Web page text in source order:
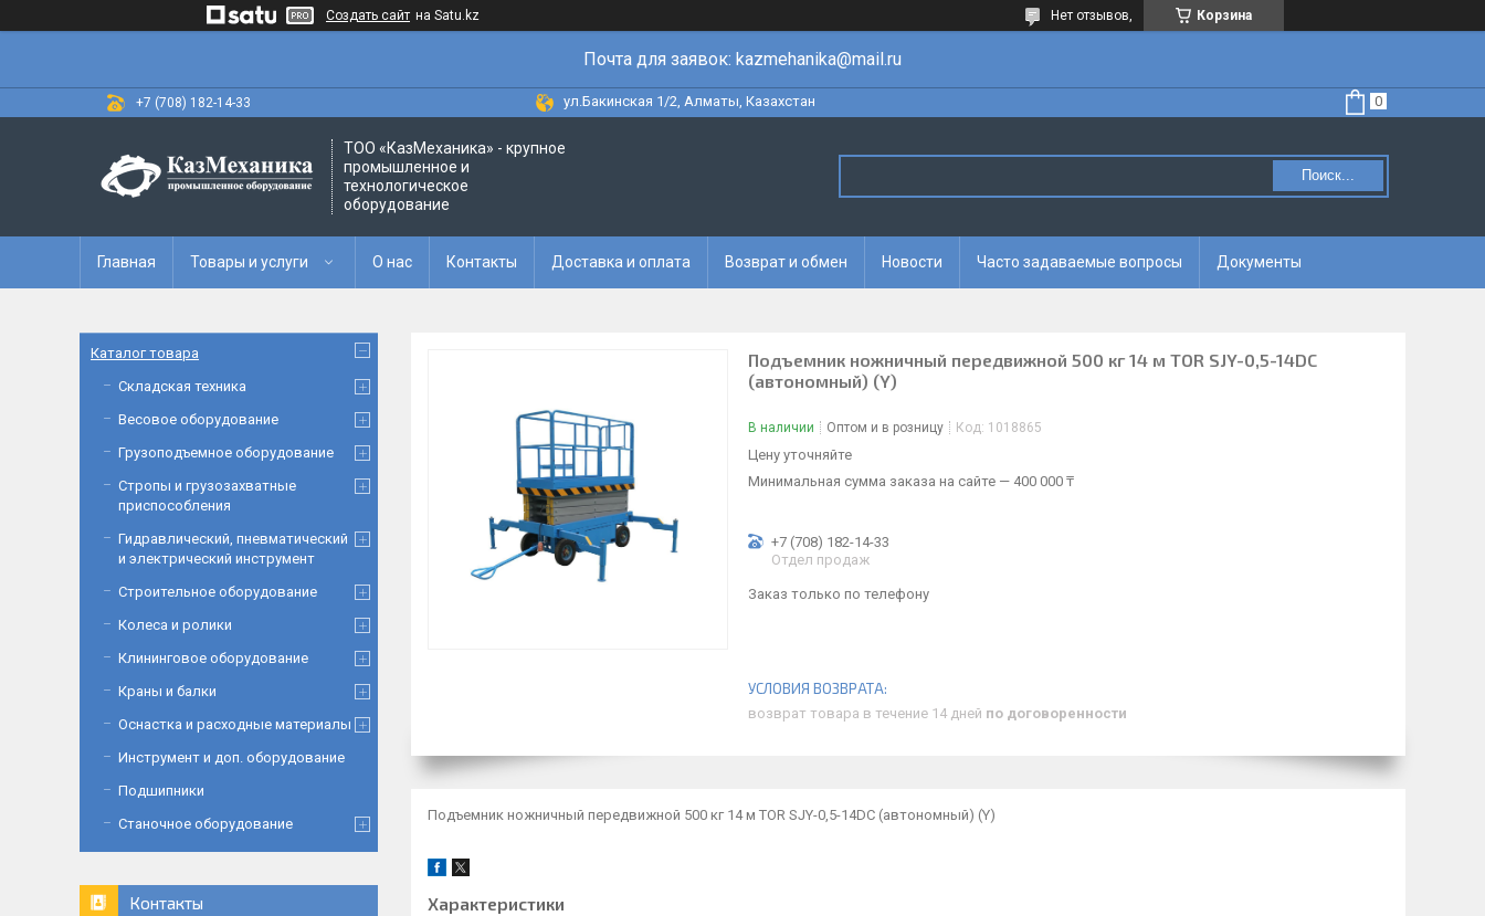
Создать сайт на Satu.kz Корзина
Нет отзывов,
Почта для заявок: kazmehanika@mail.ru
+7 (708) 182-14-33 ул.Бакинская 1/2, Алматы, Казахстан
ТОО «‎КазМеханика» - крупное
промышленное и
технологическое
оборудование
Поиск...
Главная Товары и услуги О нас Контакты Доставка и оплата Возврат и обмен Новости Часто задаваемые вопросы Документы
Подъемник ножничный передвижной 500 кг 14 м TOR SJY-0,5-14DC
(автономный) (Y)
В наличии Оптом и в розницу Код: 1018865
Цену уточняйте
Минимальная сумма заказа на сайте — 400 000 ₸
+7 (708) 182-14-33
Отдел продаж
Заказ только по телефону
возврат товара в течение 14 дней по договоренности
Подъемник ножничный передвижной 500 кг 14 м TOR SJY-0,5-14DC (автономный) (Y)
Характеристики
Каталог товара
Складская техника
Весовое оборудование
Грузоподъемное оборудование
Стропы и грузозахватные
приспособления
Гидравлический, пневматический
и электрический инструмент
Строительное оборудование
Колеса и ролики
Клининговое оборудование
Краны и балки
Оснастка и расходные материалы
Инструмент и доп. оборудование
Подшипники
Станочное оборудование
Контакты